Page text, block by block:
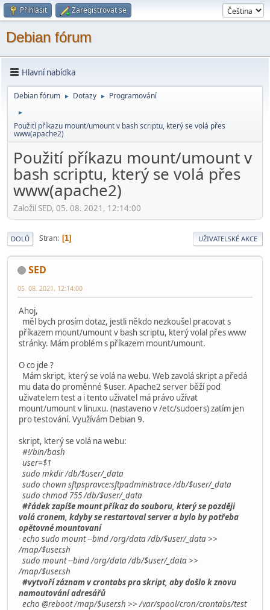
Přihlásit Zaregistrovat se
Debian fórum
Hlavní nabídka
Debian fórum ► Dotazy ► Programování
►
Použití příkazu mount/umount v bash scriptu, který se volá přes
www(apache2)
Použití příkazu mount/umount v
bash scriptu, který se volá přes
www(apache2)
Založil SED, 05. 08. 2021, 12:14:00
DOLŮ Stran 1 UŽIVATELSKÉ AKCE
SED
05. 08. 2021, 12:14:00
Ahoj,
měl bych prosím dotaz, jestli někdo nezkoušel pracovat s
příkazem mount/umount v bash scriptu, který volal přes www
stránky. Mám problém s příkazem mount/umount.
O co jde ?
Mám skript, který se volá na webu. Web zavolá skript a předá
mu data do proměnné $user. Apache2 server běží pod
uživatelem test a i tento uživatel má právo užívat
mount/umount v linuxu. (nastaveno v /etc/sudoers) zatím jen
pro testování. Využívám Debian 9.
skript, který se volá na webu:
#!/bin/bash
user=$1
sudo mkdir /db/$user/_data
sudo chown sftpspravce:sftpadministrace /db/$user/_data
sudo chmod 755 /db/$user/_data
#řádek zapíše mount příkaz do souboru, který se později
volá cronem, kdyby se restartoval server a bylo by potřeba
opětovné mountovaní
echo sudo mount --bind /org/data /db/$user/_data >>
/map/$user.sh
sudo mount --bind /org/data /db/$user/_data >>
/map/$user.sh
#vytvoří záznam v crontabs pro skript, aby došlo k znovu
namoutování adresářů
echo @reboot /map/$user.sh >> /var/spool/cron/crontabs/test